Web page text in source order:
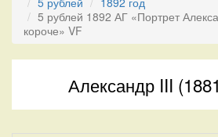
5 рублей 1892 АГ «Портрет
короче» VF
Александр III